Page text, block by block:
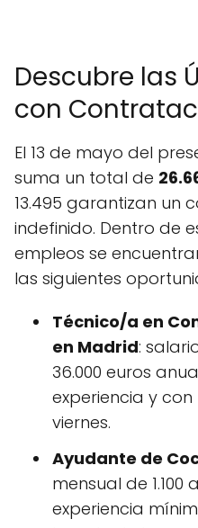
Descubre las
con
El 13 de mayo del
suma un total de
13.495 garantizan un
indefinido. Dentro de
empleos se
las siguientes
Técnico/a en
en Madrid:
36.000 euros
experiencia y
viernes.
Ayudante de
mensual de 1.100
experiencia